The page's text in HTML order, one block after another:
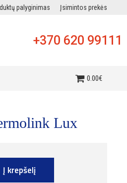
palyginimas Įsimintos prekės
+370 620 99111
0.00€
Lux
Į krepšelį